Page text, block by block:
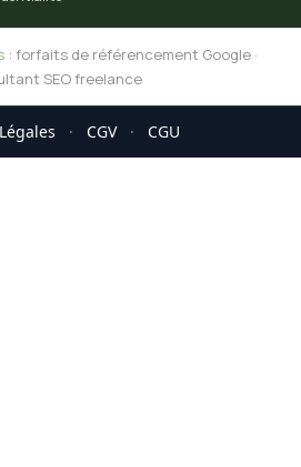
: forfaits de référencement Google ·
SEO freelance
· CGV · CGU